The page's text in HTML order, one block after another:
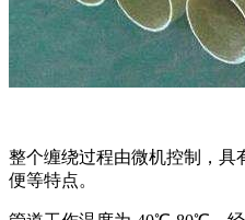
整个缠绕过程由微机控制，具
便等特点。